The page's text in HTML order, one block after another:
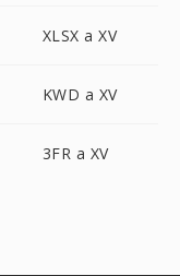
XLSX a XV
KWD a XV
3FR a XV